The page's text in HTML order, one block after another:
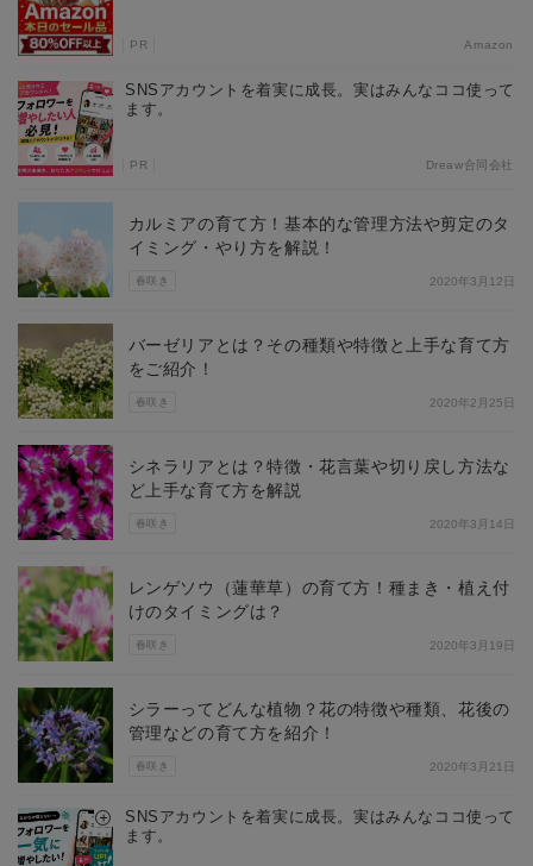
PR Amazon
SNSアカウントを着実に成長。実はみんなココ使って
ます。
PR Dreaw合同会社
春咲き
カルミアの育て方！基本的な管理方法や剪定のタ
イミング・やり方を解説！
2020年3月12日
春咲き
バーゼリアとは？その種類や特徴と上手な育て方
をご紹介！
2020年2月25日
春咲き
シネラリアとは？特徴・花言葉や切り戻し方法な
ど上手な育て方を解説
2020年3月14日
春咲き
レンゲソウ（蓮華草）の育て方！種まき・植え付
けのタイミングは？
2020年3月19日
春咲き
シラーってどんな植物？花の特徴や種類、花後の
管理などの育て方を紹介！
2020年3月21日
SNSアカウントを着実に成長。実はみんなココ使って
ます。